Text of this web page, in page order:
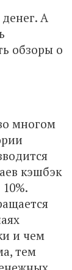
А
обзоры о
многом
кэшбэк
и чем
тем